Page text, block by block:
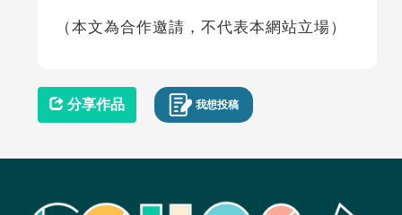
（本文為合作邀請，不代表本網站立場）
分享作品 我想投稿